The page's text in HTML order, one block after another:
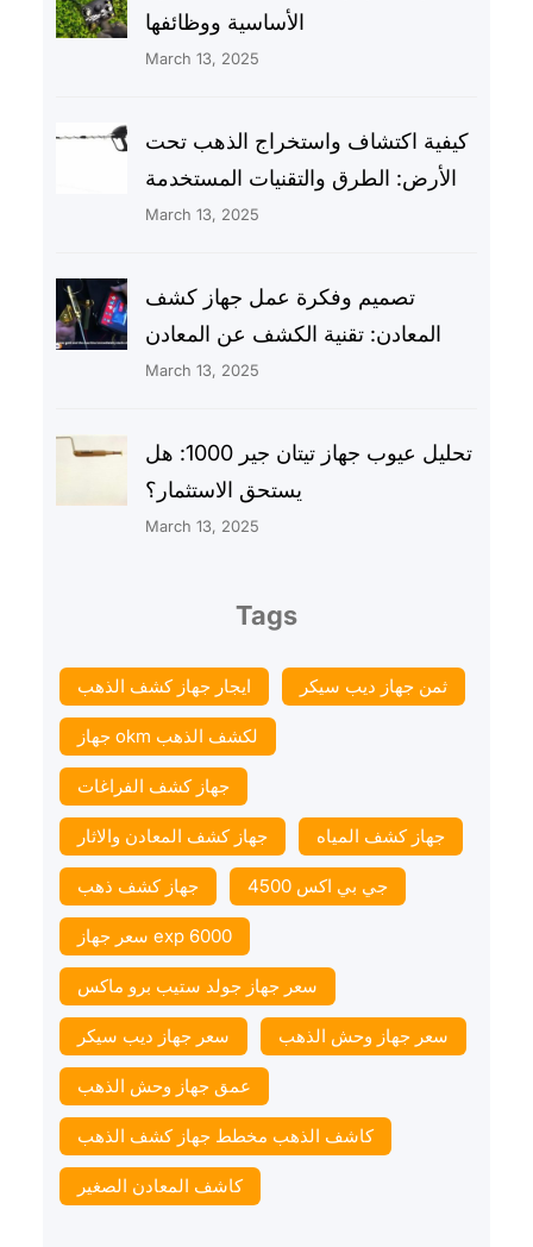
الأساسية ووظائفها
March 13, 2025
كيفية اكتشاف واستخراج الذهب تحت
الأرض: الطرق والتقنيات المستخدمة
March 13, 2025
تصميم وفكرة عمل جهاز كشف
المعادن: تقنية الكشف عن المعادن
March 13, 2025
تحليل عيوب جهاز تيتان جير 1000: هل
يستحق الاستثمار؟
March 13, 2025
Tags
ايجار جهاز كشف الذهب ثمن جهاز ديب سيكر
جهاز okm لكشف الذهب
جهاز كشف الفراغات
جهاز كشف المعادن والاثار جهاز كشف المياه
جهاز كشف ذهب جي بي اكس 4500
سعر جهاز exp 6000
سعر جهاز جولد ستيب برو ماكس
سعر جهاز ديب سيكر سعر جهاز وحش الذهب
عمق جهاز وحش الذهب
كاشف الذهب مخطط جهاز كشف الذهب
كاشف المعادن الصغير